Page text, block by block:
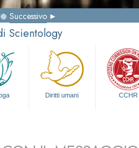
Successivo
Scientology
Diritti umani CCHR